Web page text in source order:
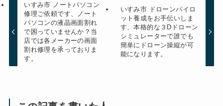
いすみ市 ノートパソコン
修理ご依頼です、ノート
パソコンの液晶画面割れ
で困っていませんか？当
店では各メーカーの画面
割れ修理を承っておりま
す。
いすみ市 ドローンパイロ
ット養成をお手伝いしま
す、本格的な３Dドローン
シミュレーターで誰でも
簡単にドローン操縦が可
能になります。